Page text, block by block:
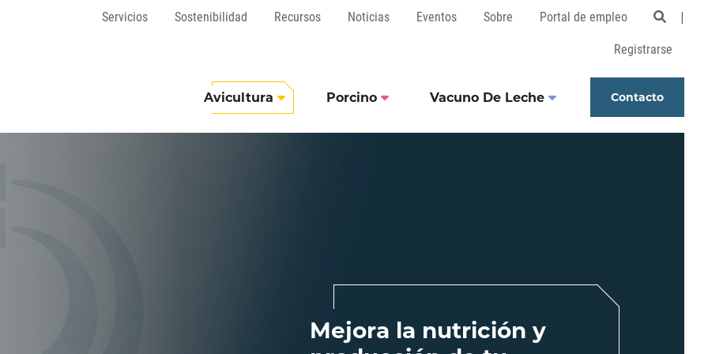
Servicios Sostenibilidad Recursos Noticias Eventos Sobre Portal de empleo
Registrarse
Avicultura Porcino Vacuno De Leche Contacto
Mejora la nutrición y